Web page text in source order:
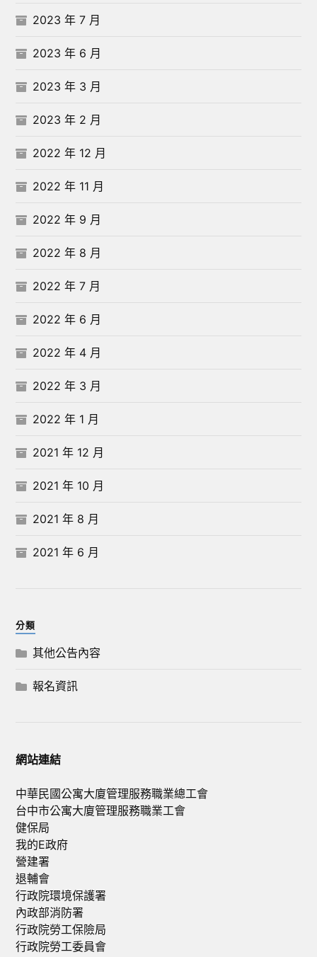
2023 年 7 月
2023 年 6 月
2023 年 3 月
2023 年 2 月
2022 年 12 月
2022 年 11 月
2022 年 9 月
2022 年 8 月
2022 年 7 月
2022 年 6 月
2022 年 4 月
2022 年 3 月
2022 年 1 月
2021 年 12 月
2021 年 10 月
2021 年 8 月
2021 年 6 月
分類
其他公告內容
報名資訊
網站連結
中華民國公寓大廈管理服務職業總工會
台中市公寓大廈管理服務職業工會
健保局
我的E政府
營建署
退輔會
行政院環境保護署
內政部消防署
行政院勞工保險局
行政院勞工委員會